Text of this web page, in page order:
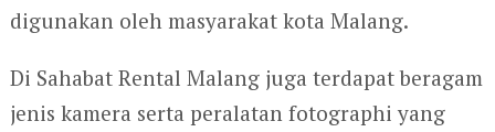
digunakan oleh masyarakat kota Malang.
Di Sahabat Rental Malang juga terdapat beragam
jenis kamera serta peralatan fotographi yang